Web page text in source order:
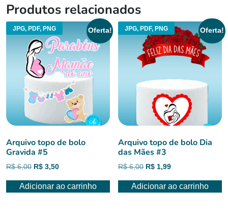
Produtos relacionados
JPG, PDF, PNG Oferta!
Arquivo topo de bolo
Gravida #5
R$6,00 O
original
R$ 3,50O
atual
Adicionar ao carrinho
JPG, PDF, PNG Oferta!
Arquivo topo de bolo Dia
das Mães #3
R$6,00 O
original
R$ 1,99O
atual
Adicionar ao carrinho